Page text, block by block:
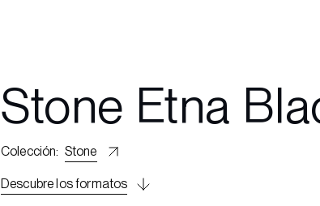
Stone Etna
Colección: Stone
Descubre los formatos